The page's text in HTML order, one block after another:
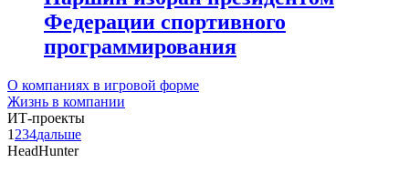
Федерации спортивного
программирования
О компаниях в игровой форме
Жизнь в компании
ИТ-проекты
1 234дальше
HeadHunter